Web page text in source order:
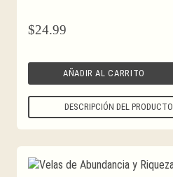
$24.99
AÑADIR AL CARRITO
DESCRIPCIÓN DEL PRODUCTO